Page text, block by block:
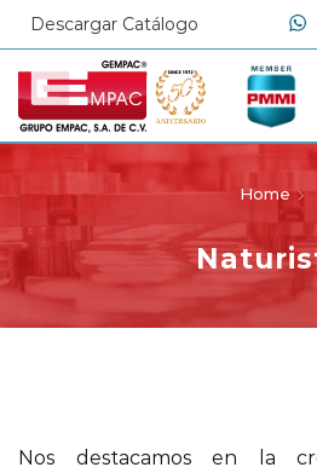
Descargar Catálogo
Home
Nos destacamos en la